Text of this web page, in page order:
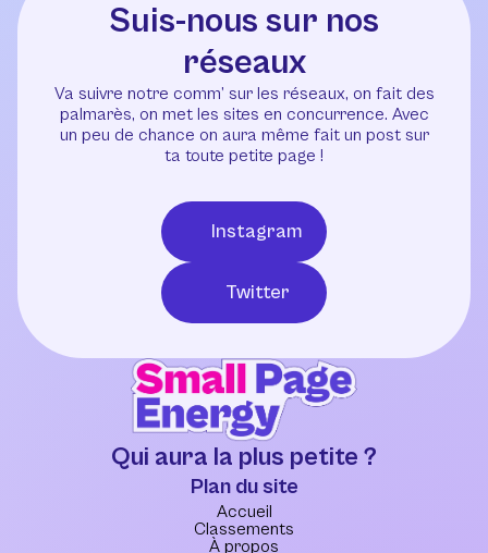
Suis-nous sur nos
réseaux
Va suivre notre comm’ sur les réseaux, on fait des
palmarès, on met les sites en concurrence. Avec
un peu de chance on aura même fait un post sur
ta toute petite page !
Instagram
Twitter
Qui aura la plus petite ?
Plan du site
Accueil
Classements
À propos